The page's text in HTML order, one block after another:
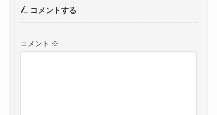
コメントする
コメント ※